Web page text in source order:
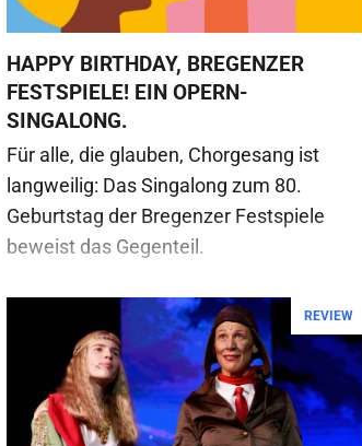
HAPPY BIRTHDAY, BREGENZER
FESTSPIELE! EIN OPERN-
SINGALONG.
Für alle, die glauben, Chorgesang ist
langweilig: Das Singalong zum 80.
Geburtstag der Bregenzer Festspiele
beweist das Gegenteil.
REVIEW